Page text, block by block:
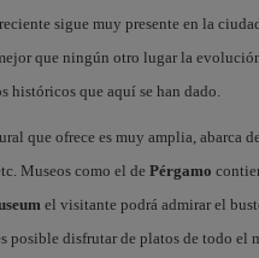
sigue muy presente en la
que ningún otro lugar la
históricos que aquí se han dado.
que ofrece es muy amplia, abarca
Museos como el de Pérgamo
el visitante podrá admirar el
posible disfrutar de platos de todo el